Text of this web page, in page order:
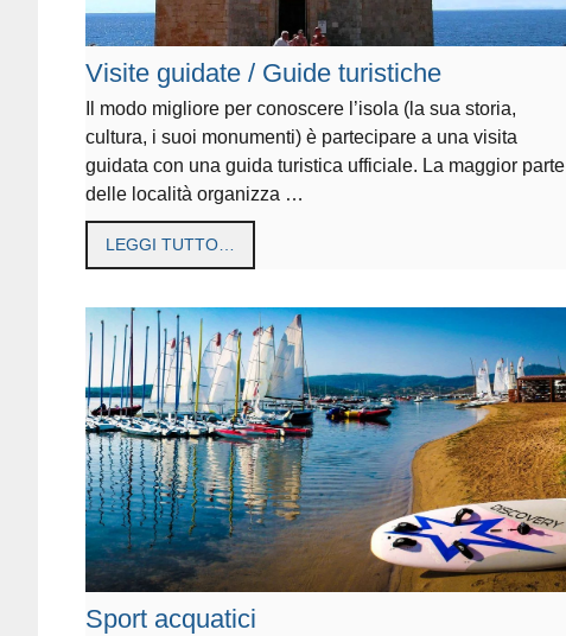
Visite guidate / Guide turistiche
Il modo migliore per conoscere l’isola (la sua storia,
cultura, i suoi monumenti) è partecipare a una visita
guidata con una guida turistica ufficiale. La maggior parte
delle località organizza …
LEGGI TUTTO…
Sport acquatici